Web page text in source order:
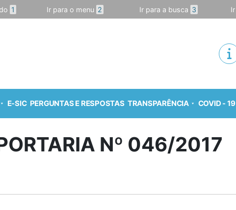
1 Ir para o menu 2 Ir para a busca 3
E-SIC PERGUNTAS E RESPOSTAS TRANSPARÊNCIA COVID - 19
Nº 046/2017